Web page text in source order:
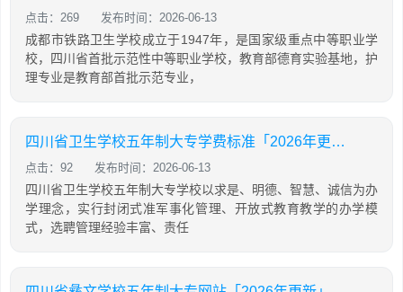
点击：269 发布时间：2026-06-13
成都市铁路卫生学校成立于1947年，是国家级重点中等职业学
校，四川省首批示范性中等职业学校，教育部德育实验基地，护
理专业是教育部首批示范专业，
四川省卫生学校五年制大专学费标准「2026年更新」
点击：92 发布时间：2026-06-13
四川省卫生学校五年制大专学校以求是、明德、智慧、诚信为办
学理念，实行封闭式准军事化管理、开放式教育教学的办学模
式，选聘管理经验丰富、责任